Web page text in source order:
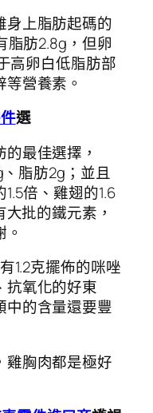
身上脂肪起碼的
脂肪2.8g，但卵
高卵白低脂肪部
營養素。
選
最佳選擇，
脂肪2g；並且
倍、雞翅的1.6
批的鐵元素，
1.2克擺佈的咪唑
抗氧化的好東
中的含量還要豐
雞胸肉都是極好